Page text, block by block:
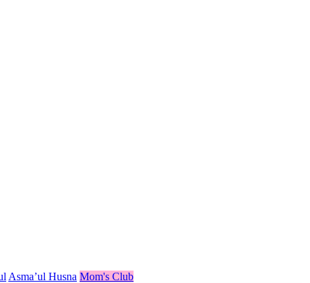
Asma’ul Husna Mom's Club